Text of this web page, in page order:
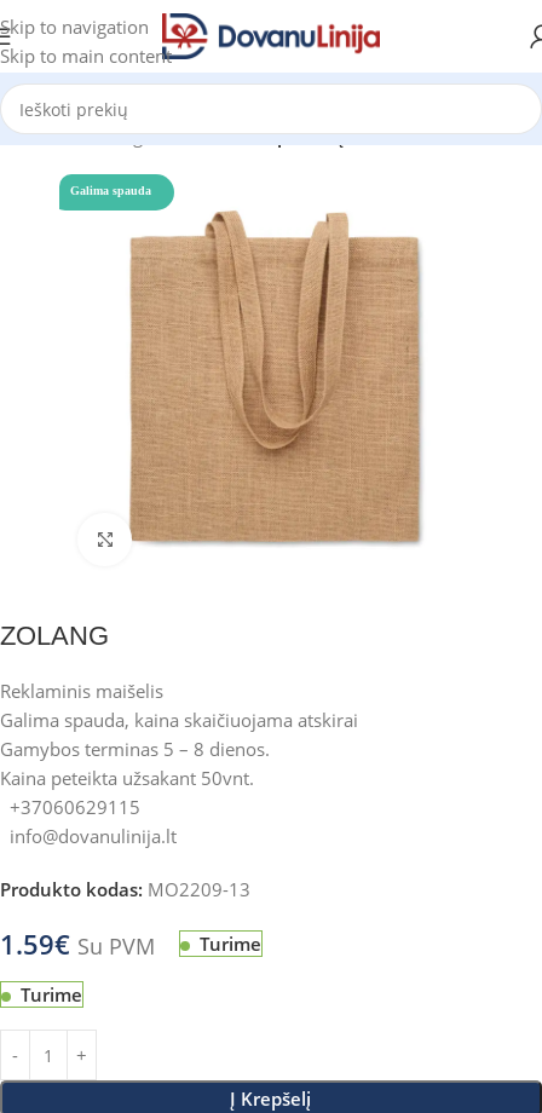
Skip to navigation
Skip to main content
Pradžia Katalogas Reklaminiai pirkinių maišeliai
Galima spauda
Click to enlarge
ZOLANG
Reklaminis maišelis
Galima spauda, kaina skaičiuojama atskirai
Gamybos terminas 5 – 8 dienos.
Kaina peteikta užsakant 50vnt.
+37060629115
info@dovanulinija.lt
Produkto kodas: MO2209-13
1.59€ Su PVM Turime
Turime
Į Krepšelį